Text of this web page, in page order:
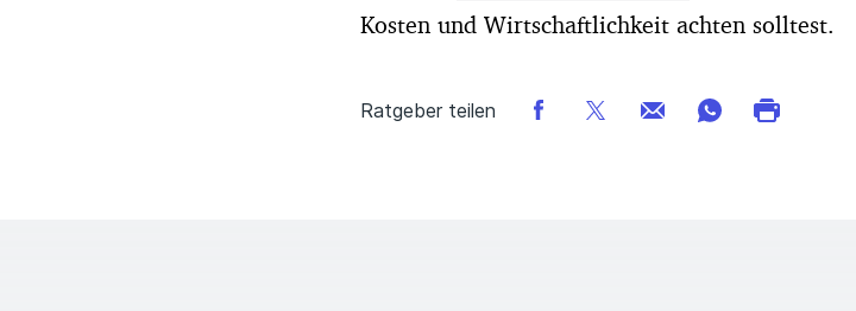
Kosten und Wirtschaftlichkeit achten solltest.
Ratgeber teilen